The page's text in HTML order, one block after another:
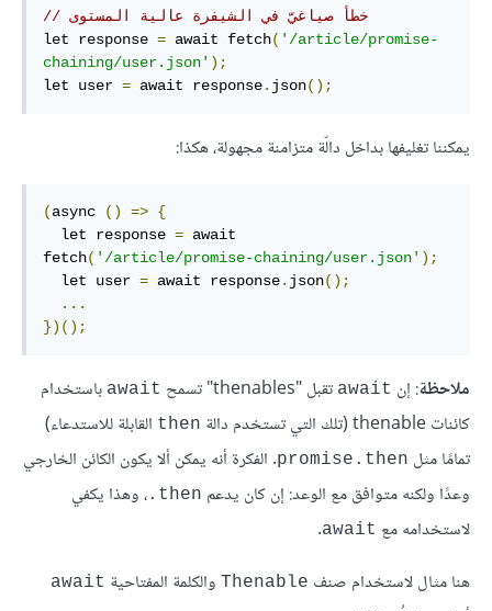
// خطأ صياغيّ في الشيفرة عالية المستوى
let response = await fetch( '/article/promise-
chaining/user.json' );
let user = await response. json();
يمكننا تغليفها بداخل دالّة متزامنة مجهولة، هكذا:
(async () => {
  let response
= await
fetch( '/article/promise-chaining/user.json' );
  let user
= await response. json();
...
})();
ملاحظة: إن await تقبل "thenables" تسمح await باستخدام
كائنات thenable (تلك التي تستخدم دالة
then القابلة للاستدعاء)
تمامًا مثل promise.then. الفكرة أنه يمكن ألا يكون الكائن الخارجي
وعدًا ولكنه متوافق مع الوعد: إن كان يدعم ‎.then، وهذا يكفي
لاستخدامه مع await
.
هنا مثال لاستخدام صنف Thenable والكلمة المفتاحية await